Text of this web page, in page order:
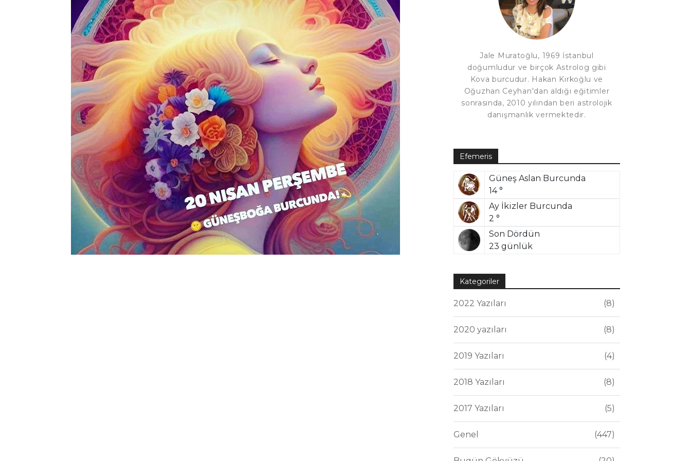
Muratoğlu
Jale Muratoğlu, 1969 İstanbul
doğumludur ve birçok Astrolog gibi
Kova burcudur. Hakan Kırkoğlu ve
Oğuzhan Ceyhan'dan aldığı eğitimler
sonrasında, 2010 yılından beri astrolojik
danışmanlık vermektedir.
Efemeris
Güneş Aslan Burcunda
14 °
Ay İkizler Burcunda
2 °
Son Dördün
23 günlük
Kategoriler
2022 Yazıları 8
2020 yazıları 8
2019 Yazıları 4
2018 Yazıları 8
2017 Yazıları 5
Genel 447